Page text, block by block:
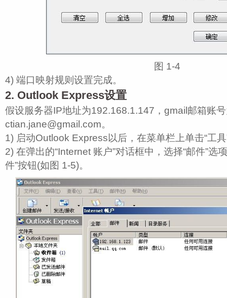
图 1‑4
4) 端口映射规则设置完成。
2. Outlook Express设置
假设服务器IP地址为192.168.1.147，gmail邮箱账
ctian.jane@gmail.com。
1) 启动Outlook Express以后，在菜单栏上单击“工具
2) 在弹出的“Internet 账户”对话框中，选择“邮件”选
件”按钮(如图 1‑5)。